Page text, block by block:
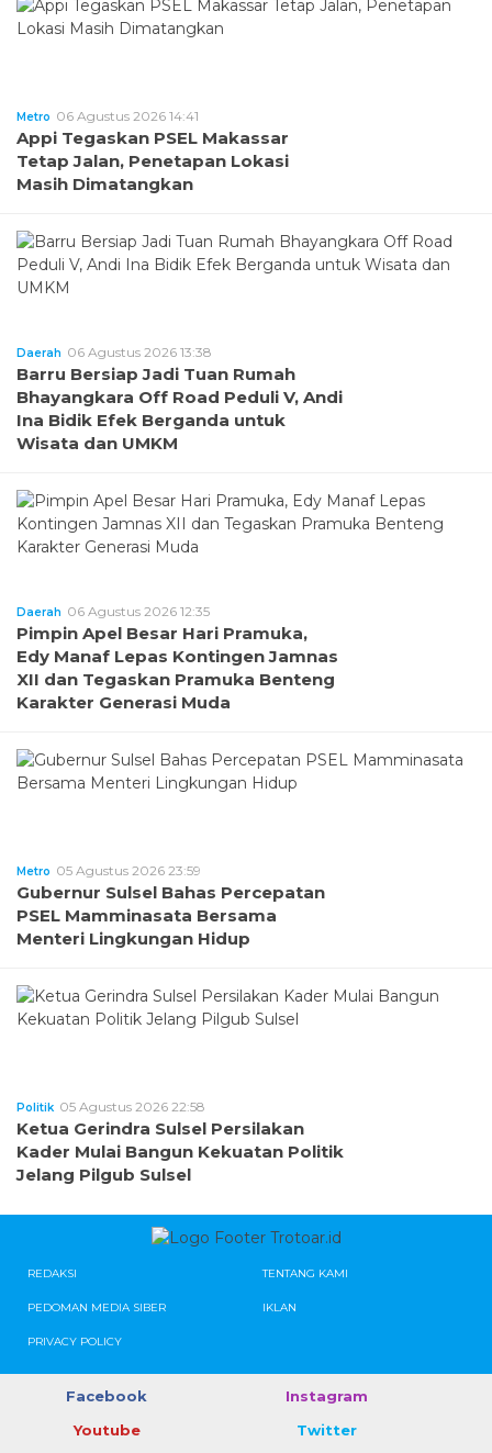
Metro 06 Agustus 2026 14:41
Appi Tegaskan PSEL Makassar
Tetap Jalan, Penetapan Lokasi
Masih Dimatangkan
Daerah 06 Agustus 2026 13:38
Barru Bersiap Jadi Tuan Rumah
Bhayangkara Off Road Peduli V, Andi
Ina Bidik Efek Berganda untuk
Wisata dan UMKM
Daerah 06 Agustus 2026 12:35
Pimpin Apel Besar Hari Pramuka,
Edy Manaf Lepas Kontingen Jamnas
XII dan Tegaskan Pramuka Benteng
Karakter Generasi Muda
Metro 05 Agustus 2026 23:59
Gubernur Sulsel Bahas Percepatan
PSEL Mamminasata Bersama
Menteri Lingkungan Hidup
Politik 05 Agustus 2026 22:58
Ketua Gerindra Sulsel Persilakan
Kader Mulai Bangun Kekuatan Politik
Jelang Pilgub Sulsel
REDAKSI TENTANG KAMI
PEDOMAN MEDIA SIBER IKLAN
PRIVACY POLICY
Facebook
Instagram
Youtube
Twitter